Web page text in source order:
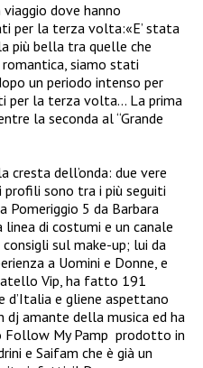
dove hanno
per la terza volta:«E’ stata
più bella tra quelle che
siamo stati
un periodo intenso per
per la terza volta… La prima
la seconda al “Grande
cresta dell’onda: due vere
sono tra i più seguiti
Pomeriggio 5 da Barbara
linea di costumi e un canale
sul make-up; lui da
a Uomini e Donne, e
Vip, ha fatto 191
d’Italia e gliene aspettano
amante della musica ed ha
My Pamp prodotto in
e Saifam che è già un